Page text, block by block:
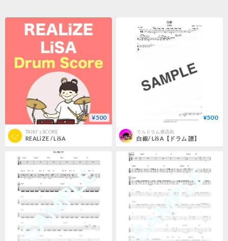
¥500
TAIKI's SCORE
REALiZE / LiSA
¥500
でらドラム商店街
白銀/ LiSA【ドラム 譜】